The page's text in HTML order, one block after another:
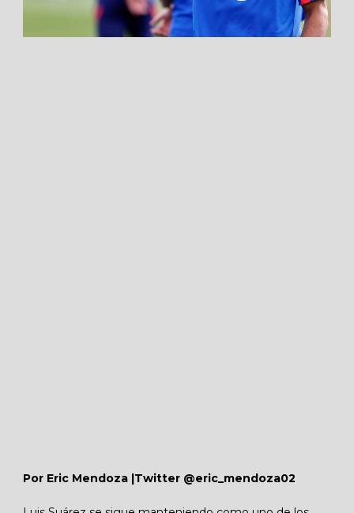
Por Eric Mendoza |Twitter @eric_mendoza02